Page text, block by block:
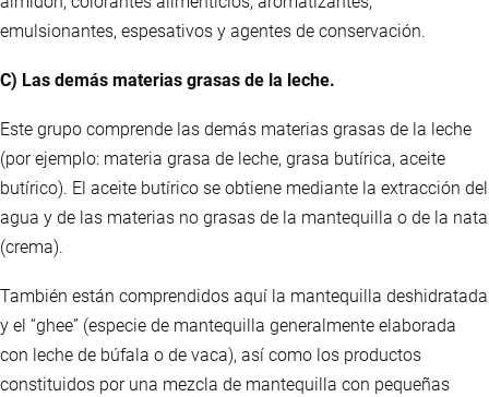
emulsionantes, espesativos y agentes de conservación.
C) Las demás materias grasas de la leche.
Este grupo comprende las demás materias grasas de la leche
(por ejemplo: materia grasa de leche, grasa butírica, aceite
butírico). El aceite butírico se obtiene mediante la extracción del
agua y de las materias no grasas de la mantequilla o de la nata
(crema).
También están comprendidos aquí la mantequilla deshidratada
y el “ghee” (especie de mantequilla generalmente elaborada
con leche de búfala o de vaca), así como los productos
constituidos por una mezcla de mantequilla con pequeñas